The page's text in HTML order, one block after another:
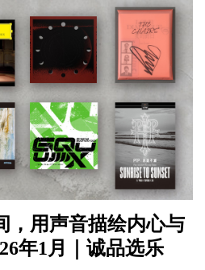
，用声音描绘内心与
年1月｜诚品选乐